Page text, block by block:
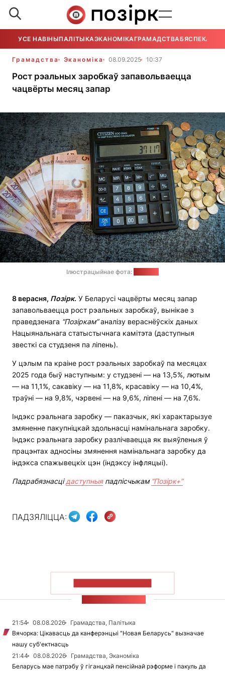
УСЕ НАВІНЫПАЛІТЫКАЭКАНОМІКАГРАМАДСТВАБЯСПЕКА
Грамадства Эканоміка 08.09.2025 10:37
Рост рэальных заробкаў запавольваецца
чацвёрты месяц запар
Ілюстрацыйнае фота:
8 верасня, Позірк. У Беларусі чацвёрты месяц запар
запавольваецца рост рэальных заробкаў, вынікае з
праведзенага “Позіркам”аналізу вераснёўскіх даных
Нацыянальнага статыстычнага камітэта (даступныя
звесткі са студзеня па ліпень).
У цэлым па краіне рост рэальных заробкаў па месяцах
2025 года быў наступным: у студзені — на 13,5%, лютым
— на 11,1%, сакавіку — на 11,8%, красавіку — на 10,4%,
траўні — на 9,8%, чэрвені — на 9,6%, ліпені — на 7,6%.
Індэкс рэальнага заробку — паказчык, які характарызуе
змяненне пакупніцкай здольнасці намінальнага заробку.
Індэкс рэальнага заробку разлічваецца як выяўленыя ў
працэнтах адносіны змянення намінальнага заробку да
індэкса спажывецкіх цэн (індэксу інфляцыі).
Падрабязнасцідаступныяпадпісчыкам “Позірк+”
ПАДЗЯЛІЦЦА:
21:54 08.08.2026
Грамадства, Палітыка
Вячорка: Цікавасць да канферэнцыі "Новая Беларусь" вызначае
нашу суб'ектнасць
21:44
08.08.2026
Грамадства, Эканоміка
Беларусь мае патрэбу ў гіганцкай пенсійнай рэформе і пакуль да